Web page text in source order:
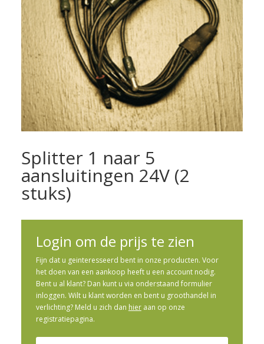
Splitter 1 naar 5
aansluitingen 24V (2
stuks)
Login om de prijs te zien
Fijn dat u geinteresseerd bent in onze producten. Voor
het doen van een aankoop heeft u een account nodig.
Bent u al klant? Dan kunt u via onderstaand formulier
inloggen. Wilt u klant worden en bent u groothandel in
verlichting? Meld u zich dan hieraan op onze
registratiepagina.